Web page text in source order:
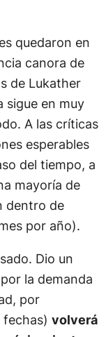
quedaron en
canora de
de Lukather
sigue en muy
A las críticas
esperables
del tiempo, a
mayoría de
dentro de
por año).
Dio un
la demanda
por
fechas) volverá